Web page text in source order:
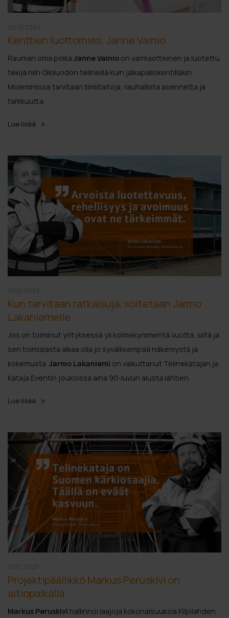
Kenttien luottomies: Janne Vainio
Rauman oma poika Janne Vainio on varmaotteinen ja luotettu
tekijä niin Olkiluodon telineillä kuin jalkapallokentilläkin.
Molemmissa tarvitaan tiimitaitoja, rauhallista asennetta ja
tarkkuutta.
Lue lisää
Kun tarvitaan ratkaisuja, soitetaan Jarmo
Lakaniemelle
Jos on toiminut yrityksessä yli kolmekymmentä vuotta, siitä ja
sen toimialasta alkaa olla jo syvällisempää näkemystä ja
kokemusta. Jarmo Lakaniemi on vaikuttanut Telinekatajan ja
Kataja Eventin joukoissa aina 90-luvun alusta lähtien.
Lue lisää
Projektipäällikkö Markus Peruskivi on
aitiopaikalla
Markus Peruskivi hallinnoi laajoja kokonaisuuksia Kilpilahden